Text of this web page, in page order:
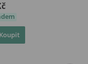
Koupit